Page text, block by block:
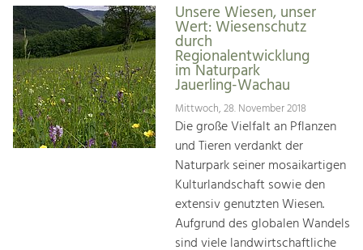
Unsere Wiesen, unser
Wert: Wiesenschutz
durch
Regionalentwicklung
im Naturpark
Jauerling-Wachau
Mittwoch, 28. November 2018
Die große Vielfalt an Pflanzen
und Tieren verdankt der
Naturpark seiner mosaikartigen
Kulturlandschaft sowie den
extensiv genutzten Wiesen.
Aufgrund des globalen Wandels
sind viele landwirtschaftliche